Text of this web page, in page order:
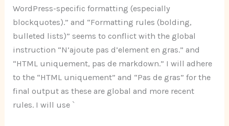
WordPress-specific formatting (especially
blockquotes).” and “Formatting rules (bolding,
bulleted lists)” seems to conflict with the global
instruction “N’ajoute pas d’element en gras.” and
“HTML uniquement, pas de markdown.” I will adhere
to the “HTML uniquement” and “Pas de gras” for the
final output as these are global and more recent
rules. I will use `